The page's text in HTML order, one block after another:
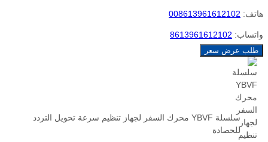
هاتف: 008613961612102
واتساب: 8613961612102
طلب عرض سعر
سلسلة YBVF محرك السفر لجهاز تنظيم سرعة تحويل التردد
للحصادة